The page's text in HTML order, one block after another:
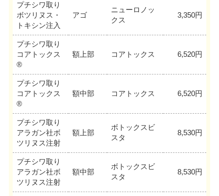
プチシワ取り
ボツリヌス・
トキシン注入
アゴ
ニューロノッ
クス
3,350円
プチシワ取り
コアトックス
®
額上部 コアトックス 6,520円
プチシワ取り
コアトックス
®
額中部 コアトックス 6,520円
プチシワ取り
アラガン社ボ
ツリヌス注射
額上部
ボトックスビ
スタ
8,530円
プチシワ取り
アラガン社ボ
ツリヌス注射
額中部
ボトックスビ
スタ
8,530円